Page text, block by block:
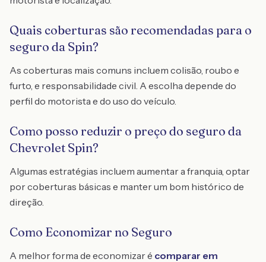
Quais coberturas são recomendadas para o
seguro da Spin?
As coberturas mais comuns incluem colisão, roubo e
furto, e responsabilidade civil. A escolha depende do
perfil do motorista e do uso do veículo.
Como posso reduzir o preço do seguro da
Chevrolet Spin?
Algumas estratégias incluem aumentar a franquia, optar
por coberturas básicas e manter um bom histórico de
direção.
Como Economizar no Seguro
A melhor forma de economizar é comparar em